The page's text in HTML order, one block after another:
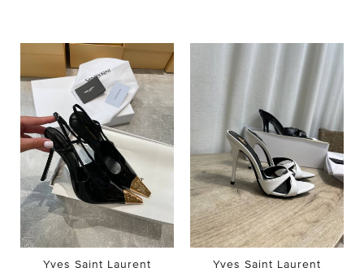
Yves Saint Laurent
Yves Saint Laurent